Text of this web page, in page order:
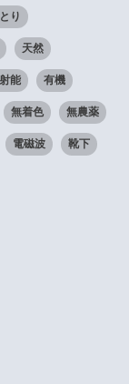
り
天然
能 有機
無着色 無農薬
電磁波 靴下